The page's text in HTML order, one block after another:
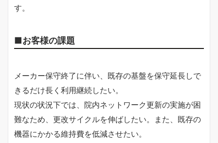
す。
■お客様の課題
メーカー保守終了に伴い、既存の基盤を保守延長しで
きるだけ長く利用継続したい。
現状の状況下では、院内ネットワーク更新の実施が困
難なため、更改サイクルを伸ばしたい。また、既存の
機器にかかる維持費を低減させたい。